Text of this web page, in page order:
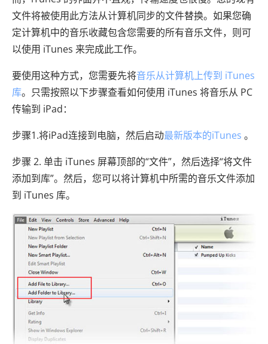
文件将被使用此方法从计算机同步的文件替换。如果您确
定计算机中的音乐收藏包含您需要的所有音乐文件，则可
以使用 iTunes 来完成此工作。
要使用这种方式，您需要先将音乐从计算机上传到 iTunes
库。只需按照以下步骤查看如何使用 iTunes 将音乐从 PC
传输到 iPad：
步骤1.将iPad连接到电脑，然后启动最新版本的iTunes 。
步骤 2. 单击 iTunes 屏幕顶部的“文件”，然后选择“将文件
添加到库”。然后，您可以将计算机中所需的音乐文件添加
到 iTunes 库。